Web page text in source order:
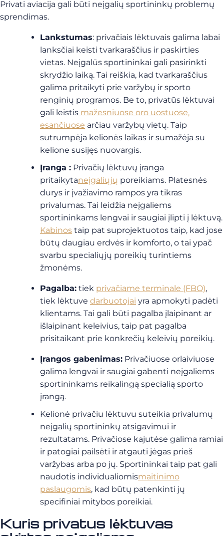
Privati aviacija gali būti neįgalių sportininkų problemų
sprendimas.
Lankstumas: privačiais lėktuvais galima labai
lanksčiai keisti tvarkaraščius ir paskirties
vietas. Neįgalūs sportininkai gali pasirinkti
skrydžio laiką. Tai reiškia, kad tvarkaraščius
galima pritaikyti prie varžybų ir sporto
renginių programos. Be to, privatūs lėktuvai
gali leistis mažesniuose oro uostuose,
esančiuose arčiau varžybų vietų. Taip
sutrumpėja kelionės laikas ir sumažėja su
kelione susijęs nuovargis.
Įranga : Privačių lėktuvų įranga
pritaikytaneįgaliųjų poreikiams. Platesnės
durys ir įvažiavimo rampos yra tikras
privalumas. Tai leidžia neįgaliems
sportininkams lengvai ir saugiai įlipti į lėktuvą.
Kabinos taip pat suprojektuotos taip, kad jose
būtų daugiau erdvės ir komforto, o tai ypač
svarbu specialiųjų poreikių turintiems
žmonėms.
Pagalba: tiek privačiame terminale (FBO),
tiek lėktuve darbuotojai yra apmokyti padėti
klientams. Tai gali būti pagalba įlaipinant ar
išlaipinant keleivius, taip pat pagalba
prisitaikant prie konkrečių keleivių poreikių.
Įrangos gabenimas: Privačiuose orlaiviuose
galima lengvai ir saugiai gabenti neįgaliems
sportininkams reikalingą specialią sporto
įrangą.
Kelionė privačiu lėktuvu suteikia privalumų
neįgalių sportininkų atsigavimui ir
rezultatams. Privačiose kajutėse galima ramiai
ir patogiai pailsėti ir atgauti jėgas prieš
varžybas arba po jų. Sportininkai taip pat gali
naudotis individualiomismaitinimo
paslaugomis, kad būtų patenkinti jų
specifiniai mitybos poreikiai.
Kuris privatus lėktuvas